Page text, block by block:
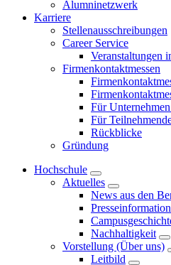
Alumninetzwerk
Karriere
Stellenausschreibungen
Career Service
Veranstaltungen
Firmenkontaktmessen
Für
Für
Rückblicke
Gründung
Hochschule
Aktuelles
News aus den
Nachhaltigkeit
Vorstellung (Über uns)
Leitbild